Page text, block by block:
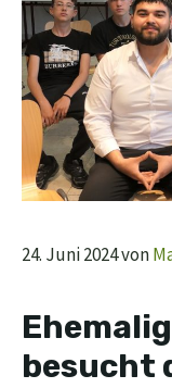
24. Juni 2024von
besucht